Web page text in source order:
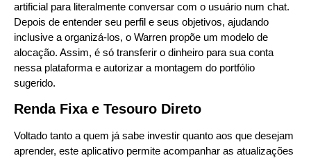
artificial para literalmente conversar com o usuário num chat.
Depois de entender seu perfil e seus objetivos, ajudando
inclusive a organizá-los, o Warren propõe um modelo de
alocação. Assim, é só transferir o dinheiro para sua conta
nessa plataforma e autorizar a montagem do portfólio
sugerido.
Renda Fixa e Tesouro Direto
Voltado tanto a quem já sabe investir quanto aos que desejam
aprender, este aplicativo permite acompanhar as atualizações